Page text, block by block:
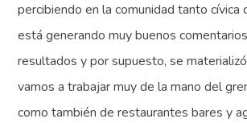
percibiendo en la comunidad tanto cívica
está generando muy buenos
resultados y por supuesto, se
vamos a trabajar muy de la mano del
como también de restaurantes bares y